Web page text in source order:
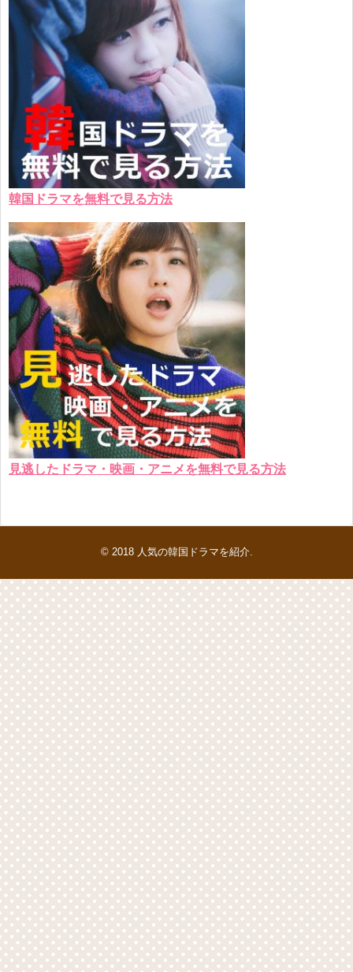
韓国ドラマを無料で見る方法
見逃したドラマ・映画・アニメを無料で見る方法
© 2018 人気の韓国ドラマを紹介.